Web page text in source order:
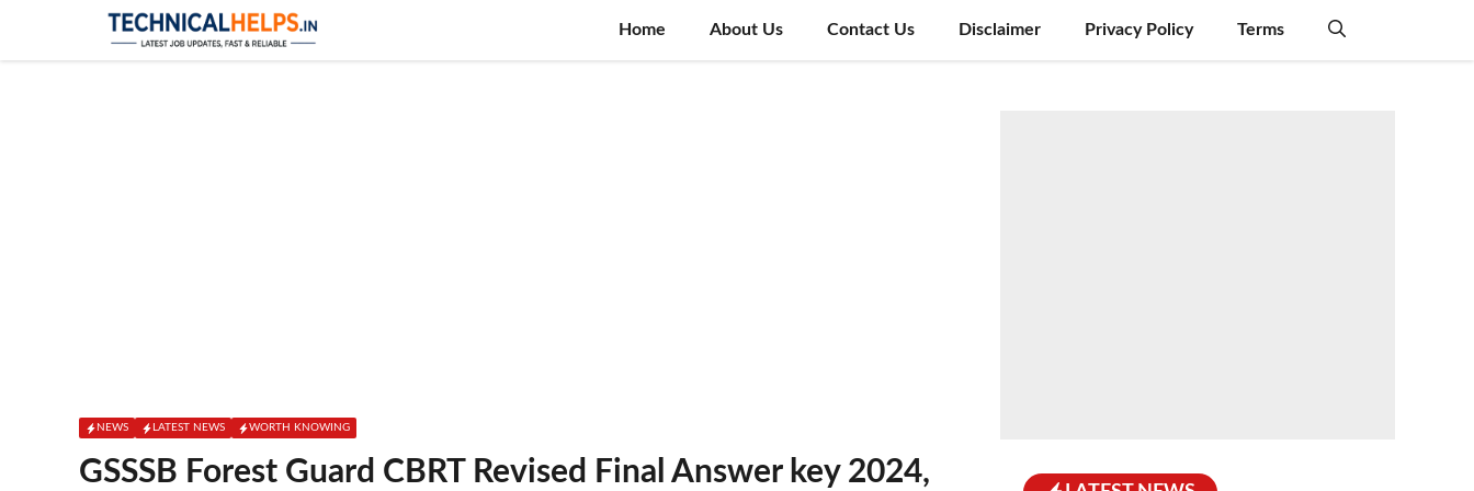
content
Home About Us Contact Us Disclaimer Privacy Policy Terms
NEWS LATEST NEWS WORTH KNOWING
GSSSB Forest Guard CBRT Revised Final Answer key 2024,